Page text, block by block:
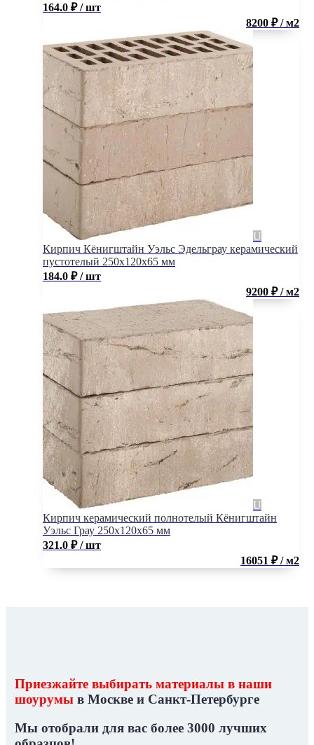
164.0 ₽ / шт
8200 ₽ / м2
Кирпич Кёнигштайн Уэльс Эдельграу керамический
пустотелый 250x120x65 мм
184.0 ₽ / шт
9200 ₽ / м2
Кирпич керамический полнотелый Кёнигштайн
Уэльс Грау 250x120x65 мм
321.0 ₽ / шт
16051 ₽ / м2
Приезжайте выбирать материалы в наши
шоурумы в Москве и Санкт-Петербурге
Мы отобрали для вас более 3000 лучших